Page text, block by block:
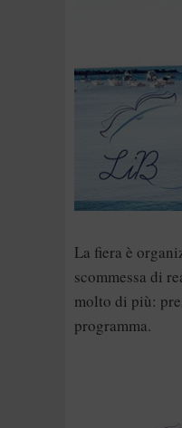
La fiera è
scommessa di
molto di più:
programma.